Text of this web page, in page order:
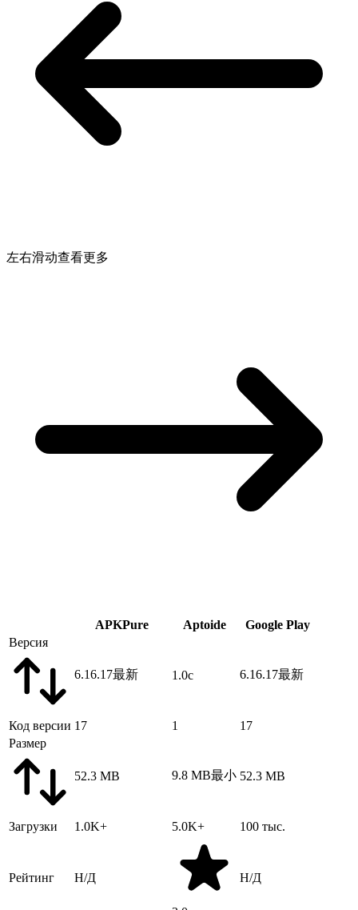
左右滑动查看更多
APKPure Aptoide
Google Play
Версия
6.16.17最新 1.0c 6.16.17最新
Код версии 17 1
17
Размер
52.3 MB 9.8 MB最小 52.3 MB
Загрузки 1.0K+ 5.0K+ 100 тыс.
Рейтинг Н/Д Н/Д